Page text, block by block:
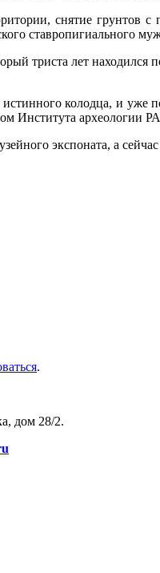
снятие
ставропигиального
триста лет
колодца, и уже
Института археологии
экспоната, а
.
дом 28/2.